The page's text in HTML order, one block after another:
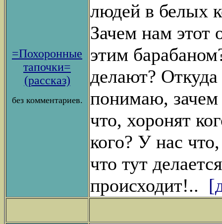
=Похоронные
тапочки=
(рассказ)
без комментариев.
людей в белых
Зачем нам этот
этим
делают?
понимаю,
что, хоронят
кого? У нас
что тут
происходит!..